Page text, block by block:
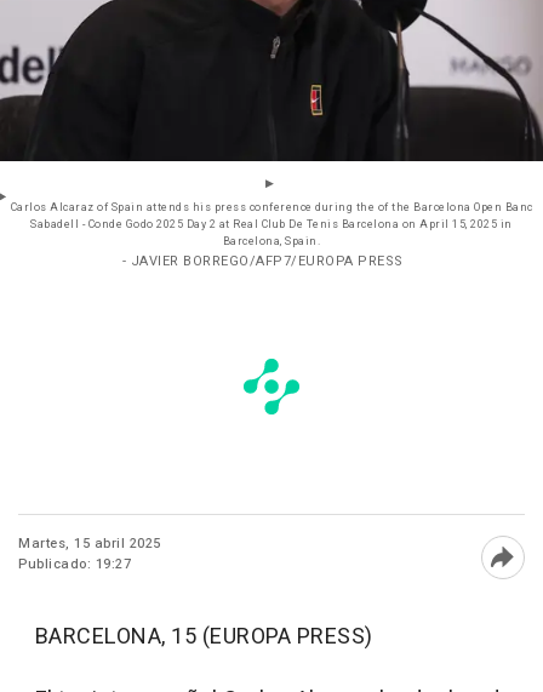
Carlos Alcaraz of Spain attends his press conference during the of the Barcelona Open Banc
Sabadell - Conde Godo 2025 Day 2 at Real Club De Tenis Barcelona on April 15, 2025 in
Barcelona, Spain.
- JAVIER BORREGO/AFP7/EUROPA PRESS
Martes, 15 abril 2025
Publicado: 19:27
BARCELONA, 15 (EUROPA PRESS)